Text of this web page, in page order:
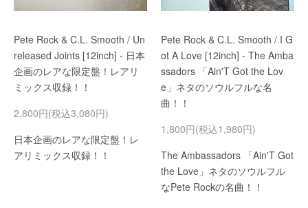
Pete Rock & C.L. Smooth / Un
released Joints [12inch] - 日本
企画のレアな限定盤！レアリ
ミックス収録！！
2,800円(税込3,080円)
日本企画のレアな限定盤！レ
アリミックス収録！！
Pete Rock & C.L. Smooth / I G
ot A Love [12inch] - The Amba
ssadors 「Ain'T Got the Lov
e」ネタのソウルフルな名
曲！！
1,800円(税込1,980円)
The Ambassadors 「Ain'T Got
the Love」ネタのソウルフル
なPete Rockの名曲！！